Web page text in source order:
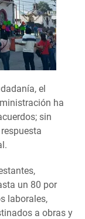
el
ha
sin
un 80 por
laborales,
a obras y